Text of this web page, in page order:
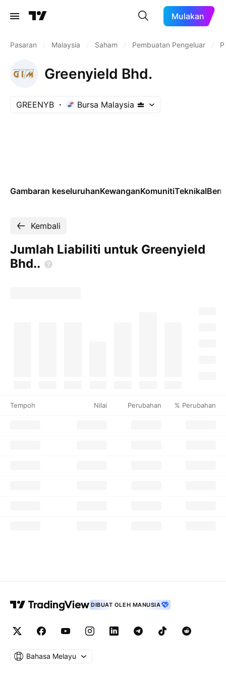
Mulakan
Pasaran Malaysia Saham Pembuatan Pengeluar
Greenyield Bhd.
GREENYB Bursa Malaysia
Gambaran keseluruhanKewanganKomunitiTeknikal
Kembali
Jumlah Liabiliti untuk Greenyield
Bhd..
Tempoh Nilai Perubahan % Perubahan
DIBUAT OLEH MANUSIA
Bahasa Melayu